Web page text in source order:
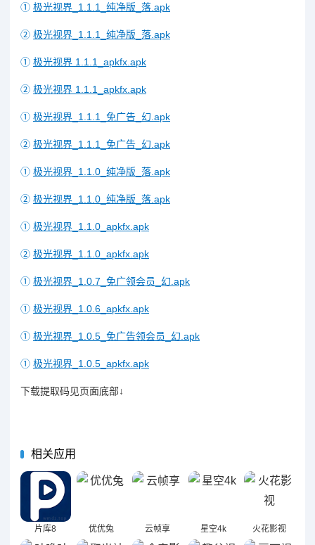
① 极光视界_1.1.1_纯净版_落.apk
② 极光视界_1.1.1_纯净版_落.apk
① 极光视界 1.1.1_apkfx.apk
② 极光视界 1.1.1_apkfx.apk
① 极光视界_1.1.1_免广告_幻.apk
② 极光视界_1.1.1_免广告_幻.apk
① 极光视界_1.1.0_纯净版_落.apk
② 极光视界_1.1.0_纯净版_落.apk
① 极光视界_1.1.0_apkfx.apk
② 极光视界_1.1.0_apkfx.apk
① 极光视界_1.0.7_免广领会员_幻.apk
① 极光视界_1.0.6_apkfx.apk
① 极光视界_1.0.5_免广告领会员_幻.apk
① 极光视界_1.0.5_apkfx.apk
下载提取码见页面底部↓
相关应用
片库8 优优兔 云帧享 星空4k 火花影视